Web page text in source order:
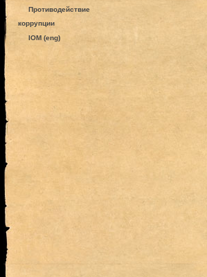
Противодействие
коррупции
IOM (eng)